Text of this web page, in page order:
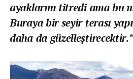
ayaklarım titredi ama bu
Buraya bir seyir terası
daha da